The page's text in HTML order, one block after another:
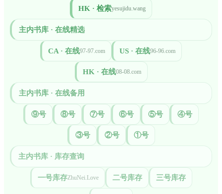
HK · 检索yesujidu.wang
主内书库 · 在线精选
CA · 在线97-97.com US · 在线96-96.com
HK · 在线08-08.com
主内书库 · 在线备用
⑨号 ⑧号 ⑦号 ⑥号 ⑤号 ④号
③号 ②号 ①号
主内书库 · 库存查询
一号库存ZhuNei.Love 二号库存 三号库存